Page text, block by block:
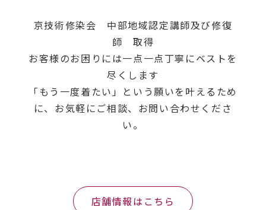
京技術修染会 中部地域認定講師及び修復
師 取得
お客様のお困りには一点一点丁寧にベストを
尽くします
「もう一度着たい」という願いを叶えるため
に、お気軽にご相談、お問い合わせくださ
い。
店舗情報はこちら